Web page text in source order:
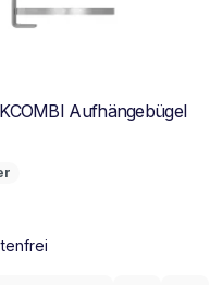
Aufhängebügel